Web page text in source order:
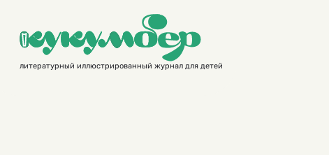
литературный иллюстрированный журнал для детей